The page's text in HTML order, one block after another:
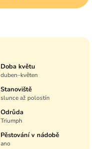
Doba květu
duben–květen
Stanoviště
slunce až polostín
Odrůda
Triumph
Pěstování v nádobě
ano